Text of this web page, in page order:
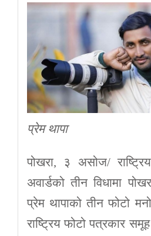
प्रेम थापा
पोखरा, ३ असोज/
अवार्डको तीन विधामा
प्रेम थापाको तीन फोटो
राष्ट्रिय फोटो पत्रकार